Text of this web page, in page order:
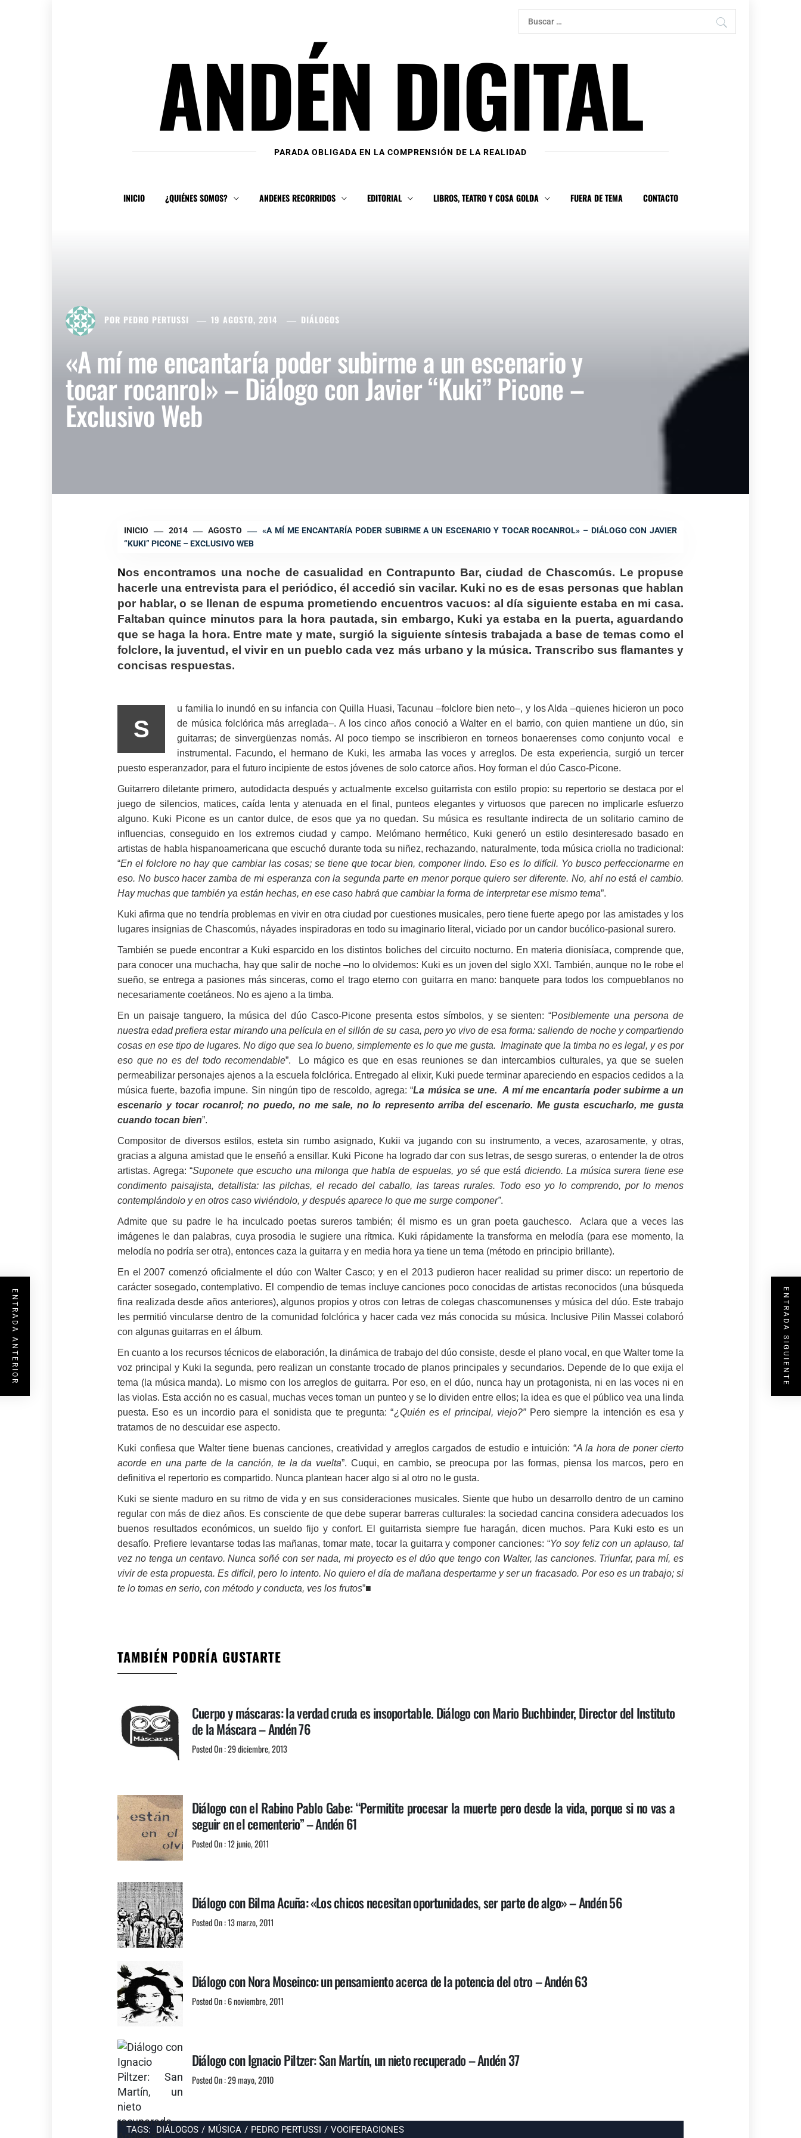
Buscar:
ANDÉN DIGITAL
PARADA OBLIGADA EN LA COMPRENSIÓN DE LA REALIDAD
INICIO ¿QUIÉNES SOMOS? ANDENES RECORRIDOS EDITORIAL LIBROS, TEATRO Y COSA GOLDA FUERA DE TEMA CONTACTO
POR PEDRO PERTUSSI 19 AGOSTO, 2014 DIÁLOGOS
«A mí me encantaría poder subirme a un escenario y
tocar rocanrol» – Diálogo con Javier “Kuki” Picone –
Exclusivo Web
INICIO 2014 AGOSTO
«A MÍ ME ENCANTARÍA PODER SUBIRME A UN ESCENARIO Y TOCAR ROCANROL» – DIÁLOGO CON JAVIER
“KUKI” PICONE – EXCLUSIVO WEB
Nos encontramos una noche de casualidad en Contrapunto Bar, ciudad de Chascomús. Le propuse
hacerle una entrevista para el periódico, él accedió sin vacilar. Kuki no es de esas personas que hablan
por hablar, o se llenan de espuma prometiendo encuentros vacuos: al día siguiente estaba en mi casa.
Faltaban quince minutos para la hora pautada, sin embargo, Kuki ya estaba en la puerta, aguardando
que se haga la hora. Entre mate y mate, surgió la siguiente síntesis trabajada a base de temas como el
folclore, la juventud, el vivir en un pueblo cada vez más urbano y la música. Transcribo sus flamantes y
concisas respuestas.
S
u familia lo inundó en su infancia con Quilla Huasi, Tacunau –folclore bien neto–, y los Alda –quienes hicieron un poco
de música folclórica más arreglada–. A los cinco años conoció a Walter en el barrio, con quien mantiene un dúo, sin
guitarras; de sinvergüenzas nomás. Al poco tiempo se inscribieron en torneos bonaerenses como conjunto vocal e
instrumental. Facundo, el hermano de Kuki, les armaba las voces y arreglos. De esta experiencia, surgió un tercer
puesto esperanzador, para el futuro incipiente de estos jóvenes de solo catorce años. Hoy forman el dúo Casco-Picone.
Guitarrero diletante primero, autodidacta después y actualmente excelso guitarrista con estilo propio: su repertorio se destaca por el
juego de silencios, matices, caída lenta y atenuada en el final, punteos elegantes y virtuosos que parecen no implicarle esfuerzo
alguno. Kuki Picone es un cantor dulce, de esos que ya no quedan. Su música es resultante indirecta de un solitario camino de
influencias, conseguido en los extremos ciudad y campo. Melómano hermético, Kuki generó un estilo desinteresado basado en
artistas de habla hispanoamericana que escuchó durante toda su niñez, rechazando, naturalmente, toda música criolla no tradicional:
“En el folclore no hay que cambiar las cosas; se tiene que tocar bien, componer lindo. Eso es lo difícil. Yo busco perfeccionarme en
eso. No busco hacer zamba de mi esperanza con la segunda parte en menor porque quiero ser diferente. No, ahí no está el cambio.
Hay muchas que también ya están hechas, en ese caso habrá que cambiar la forma de interpretar ese mismo tema”.
Kuki afirma que no tendría problemas en vivir en otra ciudad por cuestiones musicales, pero tiene fuerte apego por las amistades y los
lugares insignias de Chascomús, náyades inspiradoras en todo su imaginario literal, viciado por un candor bucólico-pasional surero.
También se puede encontrar a Kuki esparcido en los distintos boliches del circuito nocturno. En materia dionisíaca, comprende que,
para conocer una muchacha, hay que salir de noche –no lo olvidemos: Kuki es un joven del siglo XXI. También, aunque no le robe el
sueño, se entrega a pasiones más sinceras, como el trago eterno con guitarra en mano: banquete para todos los compueblanos no
necesariamente coetáneos. No es ajeno a la timba.
En un paisaje tanguero, la música del dúo Casco-Picone presenta estos símbolos, y se sienten: “Posiblemente una persona de
nuestra edad prefiera estar mirando una película en el sillón de su casa, pero yo vivo de esa forma: saliendo de noche y compartiendo
cosas en ese tipo de lugares. No digo que sea lo bueno, simplemente es lo que me gusta. Imaginate que la timba no es legal, y es por
eso que no es del todo recomendable”. Lo mágico es que en esas reuniones se dan intercambios culturales, ya que se suelen
permeabilizar personajes ajenos a la escuela folclórica. Entregado al elixir, Kuki puede terminar apareciendo en espacios cedidos a la
música fuerte, bazofia impune. Sin ningún tipo de rescoldo, agrega: “La música se une. A mí me encantaría poder subirme a un
escenario y tocar rocanrol; no puedo, no me sale, no lo represento arriba del escenario. Me gusta escucharlo, me gusta
cuando tocan bien”.
Compositor de diversos estilos, esteta sin rumbo asignado, Kukii va jugando con su instrumento, a veces, azarosamente, y otras,
gracias a alguna amistad que le enseñó a ensillar. Kuki Picone ha logrado dar con sus letras, de sesgo sureras, o entender la de otros
artistas. Agrega: “Suponete que escucho una milonga que habla de espuelas, yo sé que está diciendo. La música surera tiene ese
condimento paisajista, detallista: las pilchas, el recado del caballo, las tareas rurales. Todo eso yo lo comprendo, por lo menos
contemplándolo y en otros caso viviéndolo, y después aparece lo que me surge componer”.
Admite que su padre le ha inculcado poetas sureros también; él mismo es un gran poeta gauchesco. Aclara que a veces las
imágenes le dan palabras, cuya prosodia le sugiere una rítmica. Kuki rápidamente la transforma en melodía (para ese momento, la
melodía no podría ser otra), entonces caza la guitarra y en media hora ya tiene un tema (método en principio brillante).
En el 2007 comenzó oficialmente el dúo con Walter Casco; y en el 2013 pudieron hacer realidad su primer disco: un repertorio de
carácter sosegado, contemplativo. El compendio de temas incluye canciones poco conocidas de artistas reconocidos (una búsqueda
fina realizada desde años anteriores), algunos propios y otros con letras de colegas chascomunenses y música del dúo. Este trabajo
les permitió vincularse dentro de la comunidad folclórica y hacer cada vez más conocida su música. Inclusive Pilin Massei colaboró
con algunas guitarras en el álbum.
En cuanto a los recursos técnicos de elaboración, la dinámica de trabajo del dúo consiste, desde el plano vocal, en que Walter tome la
voz principal y Kuki la segunda, pero realizan un constante trocado de planos principales y secundarios. Depende de lo que exija el
tema (la música manda). Lo mismo con los arreglos de guitarra. Por eso, en el dúo, nunca hay un protagonista, ni en las voces ni en
las violas. Esta acción no es casual, muchas veces toman un punteo y se lo dividen entre ellos; la idea es que el público vea una linda
puesta. Eso es un incordio para el sonidista que te pregunta: “¿Quién es el principal, viejo?”Pero siempre la intención es esa y
tratamos de no descuidar ese aspecto.
Kuki confiesa que Walter tiene buenas canciones, creatividad y arreglos cargados de estudio e intuición: “A la hora de poner cierto
acorde en una parte de la canción, te la da vuelta”. Cuqui, en cambio, se preocupa por las formas, piensa los marcos, pero en
definitiva el repertorio es compartido. Nunca plantean hacer algo si al otro no le gusta.
Kuki se siente maduro en su ritmo de vida y en sus consideraciones musicales. Siente que hubo un desarrollo dentro de un camino
regular con más de diez años. Es consciente de que debe superar barreras culturales: la sociedad cancina considera adecuados los
buenos resultados económicos, un sueldo fijo y confort. El guitarrista siempre fue haragán, dicen muchos. Para Kuki esto es un
desafío. Prefiere levantarse todas las mañanas, tomar mate, tocar la guitarra y componer canciones: “Yo soy feliz con un aplauso, tal
vez no tenga un centavo. Nunca soñé con ser nada, mi proyecto es el dúo que tengo con Walter, las canciones. Triunfar, para mí, es
vivir de esta propuesta. Es difícil, pero lo intento. No quiero el día de mañana despertarme y ser un fracasado. Por eso es un trabajo; si
te lo tomas en serio, con método y conducta, ves los frutos”■
TAMBIÉN PODRÍA GUSTARTE
Cuerpo y máscaras: la verdad cruda es insoportable. Diálogo con Mario Buchbinder, Director del Instituto
de la Máscara – Andén 76
Posted On : 29 diciembre, 2013
Diálogo con el Rabino Pablo Gabe: “Permitite procesar la muerte pero desde la vida, porque si no vas a
seguir en el cementerio” – Andén 61
Posted On : 12 junio, 2011
Diálogo con Bilma Acuña: «Los chicos necesitan oportunidades, ser parte de algo» – Andén 56
Posted On : 13 marzo, 2011
Diálogo con Nora Moseinco: un pensamiento acerca de la potencia del otro – Andén 63
Posted On : 6 noviembre, 2011
Diálogo con Ignacio Piltzer: San Martín, un nieto recuperado – Andén 37
Posted On : 29 mayo, 2010
TAGS: DIÁLOGOS / MÚSICA / PEDRO PERTUSSI / VOCIFERACIONES
ENTRADA ANTERIOR ENTRADA SIGUIENTE